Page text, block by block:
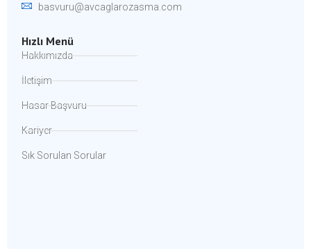
basvuru@avcaglarozasma.com
Hızlı Menü
Hakkımızda
İletişim
Hasar Başvuru
Kariyer
Sık Sorulan Sorular